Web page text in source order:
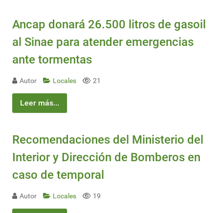
Ancap donará 26.500 litros de gasoil
al Sinae para atender emergencias
ante tormentas
Autor Locales 21
Leer más...
Recomendaciones del Ministerio del
Interior y Dirección de Bomberos en
caso de temporal
Autor Locales 19